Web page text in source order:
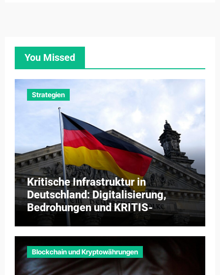
You Missed
Strategien
Kritische Infrastruktur in
Deutschland: Digitalisierung,
Bedrohungen und KRITIS-
Dachgesetz 2026
Blockchain und Kryptowährungen